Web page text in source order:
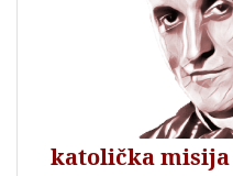
katolička